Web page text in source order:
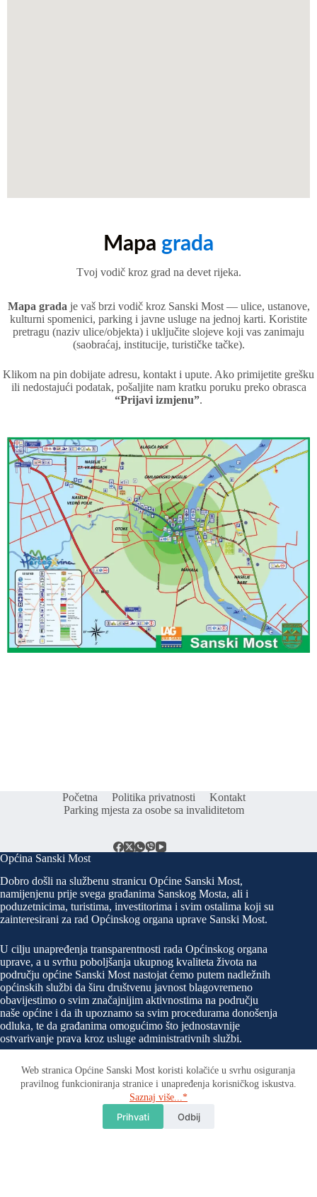
Web stranica Općine Sanski Most koristi kolačiće u svrhu osiguranja
pravilnog funkcioniranja stranice i unapređenja korisničkog iskustva.
Saznaj više...*
Prihvati Odbij
Mapa grada
Tvoj vodič kroz grad na devet rijeka.
Mapa grada je vaš brzi vodič kroz Sanski Most — ulice, ustanove,
kulturni spomenici, parking i javne usluge na jednoj karti. Koristite
pretragu (naziv ulice/objekta) i uključite slojeve koji vas zanimaju
(saobraćaj, institucije, turističke tačke).
Klikom na pin dobijate adresu, kontakt i upute. Ako primijetite grešku
ili nedostajući podatak, pošaljite nam kratku poruku preko obrasca
“Prijavi izmjenu”.
Početna Politika privatnosti
Kontakt
Parking mjesta za osobe sa invaliditetom
Općina Sanski Most
Dobro došli na službenu stranicu Općine Sanski Most,
namijenjenu prije svega građanima Sanskog Mosta, ali i
poduzetnicima, turistima, investitorima i svim ostalima koji su
zainteresirani za rad Općinskog organa uprave Sanski Most.
U cilju unapređenja transparentnosti rada Općinskog organa
uprave, a u svrhu poboljšanja ukupnog kvaliteta života na
području općine Sanski Most nastojat ćemo putem nadležnih
općinskih službi da širu društvenu javnost blagovremeno
obavijestimo o svim značajnijim aktivnostima na području
naše općine i da ih upoznamo sa svim procedurama donošenja
odluka, te da građanima omogućimo što jednostavnije
ostvarivanje prava kroz usluge administrativnih službi.
Kontakt
Tu smo za sva Vaša pitanja. Javite nam se!